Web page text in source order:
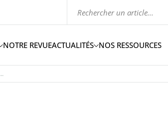
NOTRE REVUEACTUALITÉS NOS RESSOURCES